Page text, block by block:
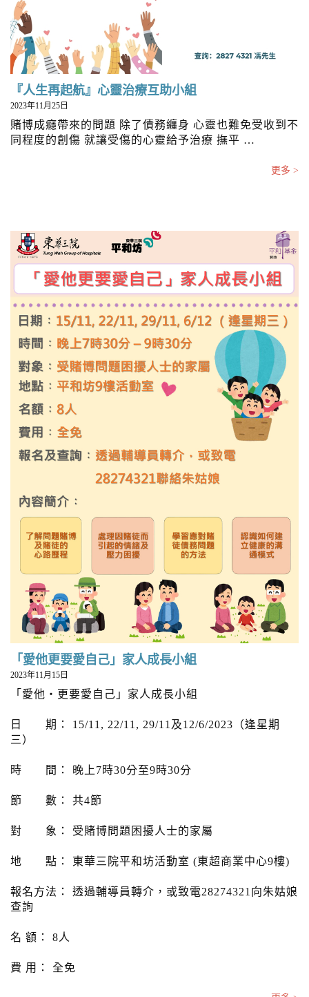
『人生再起航』心靈治療互助小組
2023年11月25日
賭博成癮帶來的問題 除了債務纏身 心靈也難免受收到不
同程度的創傷 就讓受傷的心靈給予治療 撫平 …
更多 >
「愛他更要愛自己」家人成長小組
2023年11月15日
「愛他‧更要愛自己」家人成長小組
日 期： 15/11, 22/11, 29/11及12/6/2023（逢星期
三）
時 間： 晚上7時30分至9時30分
節 數： 共4節
對 象： 受賭博問題困擾人士的家屬
地 點： 東華三院平和坊活動室 (東超商業中心9樓)
報名方法： 透過輔導員轉介，或致電28274321向朱姑娘
查詢
名 額： 8人
費 用： 全免